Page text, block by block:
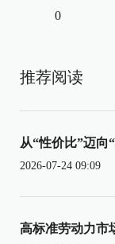
0
推荐阅读
从“性价比”迈向
2026-07-24 09:09
高标准劳动力市